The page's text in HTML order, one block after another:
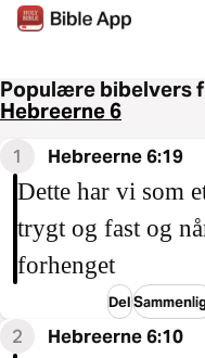
Populære bibelvers
Hebreerne 6
1 Hebreerne 6:19
Dette har vi som
trygt og fast og
forhenget
Del
2 Hebreerne 6:10